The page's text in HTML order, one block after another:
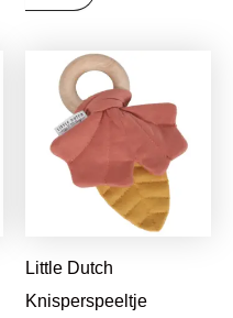
Little Dutch
Knisperspeeltje
Oorspronkelijke
prijs
was:
€7,95.
Huidige
prijs
is:
€6,28.